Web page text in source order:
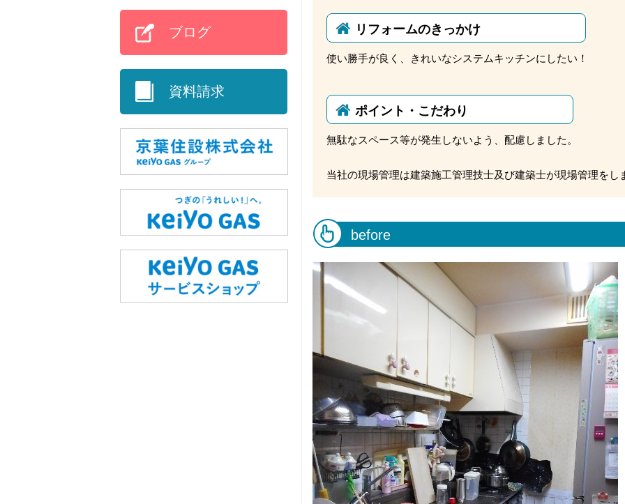
リフォームのきっかけ
使い勝手が良く、きれいなシステムキッチンにしたい！
ポイント・こだわり
無駄なスペース等が発生しないよう、配慮しました。
当社の現場管理は建築施工管理技士及び建築士が現場管理をし
before
ブログ
資料請求